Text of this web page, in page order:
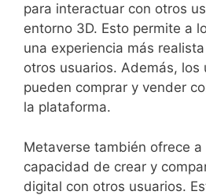
Para quienes buscan
esta guÃ­a sobre los
de EspaÃ±areÃºne
comparar distintas
caracterÃ­sticas, opciones
Para quienes buscan
cÃ³modos y seguros, esta
para interactuar con otros
entorno 3D. Esto permite a
una experiencia más
otros usuarios. Además, los
pueden comprar y vender
la plataforma.
Metaverse también ofrece a
capacidad de crear y
digital con otros usuarios.